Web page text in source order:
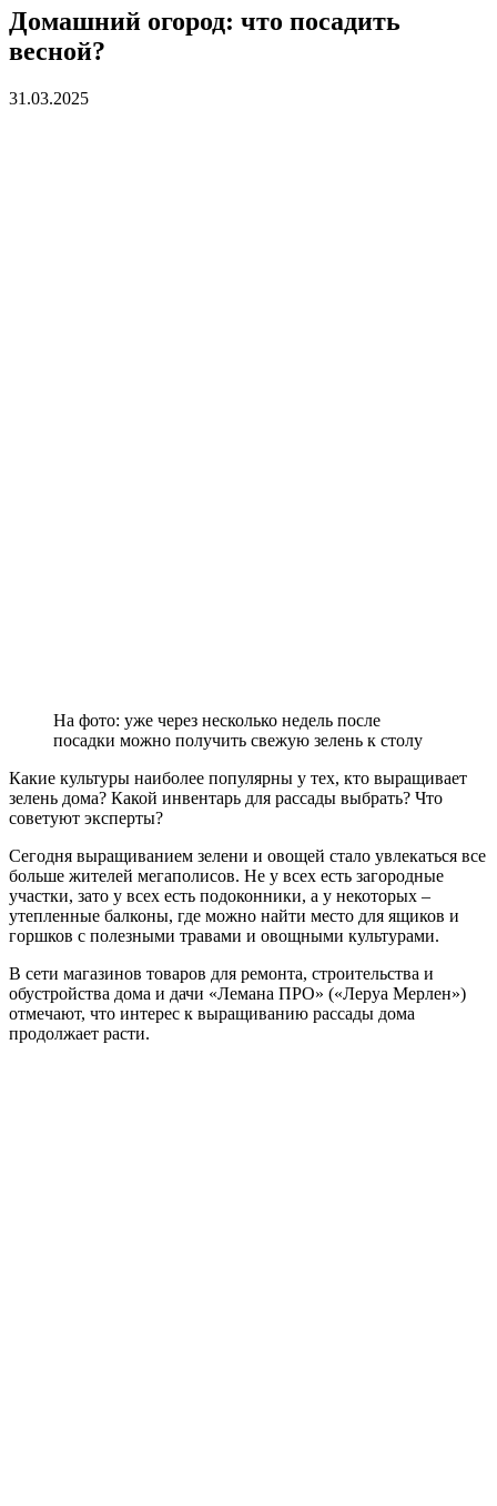
Домашний огород: что посадить
весной?
31.03.2025
На фото: уже через несколько недель после
посадки можно получить свежую зелень к столу
Какие культуры наиболее популярны у тех, кто выращивает
зелень дома? Какой инвентарь для рассады выбрать? Что
советуют эксперты?
Сегодня выращиванием зелени и овощей стало увлекаться все
больше жителей мегаполисов. Не у всех есть загородные
участки, зато у всех есть подоконники, а у некоторых –
утепленные балконы, где можно найти место для ящиков и
горшков с полезными травами и овощными культурами.
В сети магазинов товаров для ремонта, строительства и
обустройства дома и дачи «Лемана ПРО» («Леруа Мерлен»)
отмечают, что интерес к выращиванию рассады дома
продолжает расти.